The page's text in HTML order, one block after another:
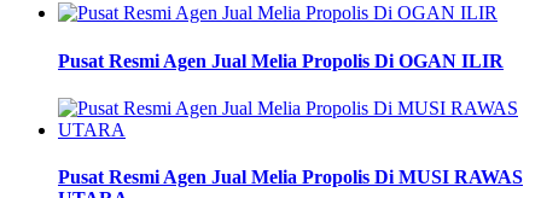
Pusat Resmi Agen Jual Melia Propolis Di OGAN ILIR
Pusat Resmi Agen Jual Melia Propolis Di MUSI RAWAS